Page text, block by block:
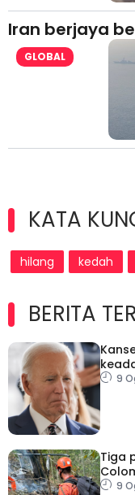
Iran berjaya
GLOBAL
KATA
hilang kedah
BERITA
9
Tiga
9